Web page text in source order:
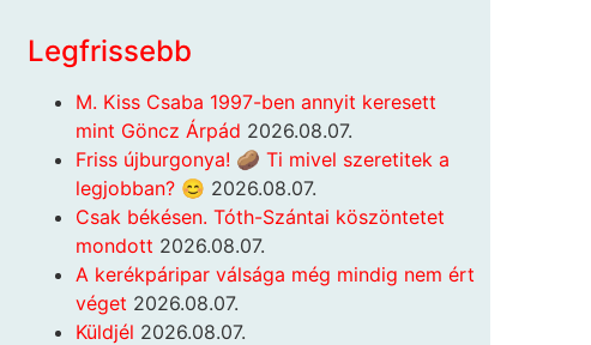
Legfrissebb
M. Kiss Csaba 1997-ben annyit keresett
mint Göncz Árpád 2026.08.07.
Friss újburgonya! 🥔 Ti mivel szeretitek a
legjobban? 😊 2026.08.07.
Csak békésen. Tóth-Szántai köszöntetet
mondott 2026.08.07.
A kerékpáripar válsága még mindig nem ért
véget 2026.08.07.
Küldjél 2026.08.07.